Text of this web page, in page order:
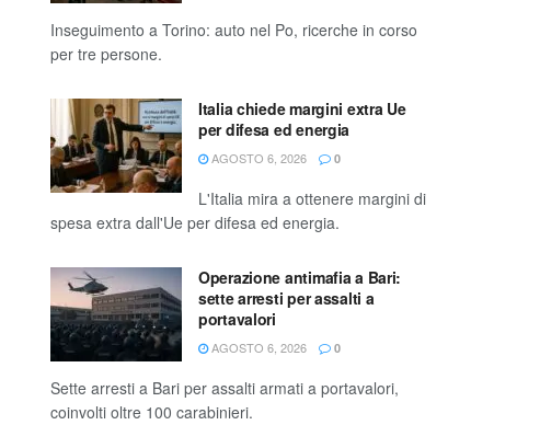
Inseguimento a Torino: auto nel Po, ricerche in corso
per tre persone.
Italia chiede margini extra Ue
per difesa ed energia
AGOSTO 6, 2026 0
L'Italia mira a ottenere margini di
spesa extra dall'Ue per difesa ed energia.
Operazione antimafia a Bari:
sette arresti per assalti a
portavalori
AGOSTO 6, 2026 0
Sette arresti a Bari per assalti armati a portavalori,
coinvolti oltre 100 carabinieri.